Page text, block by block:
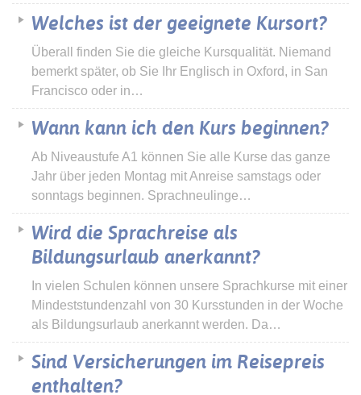
Welches ist der geeignete Kursort?
Überall finden Sie die gleiche Kursqualität. Niemand
bemerkt später, ob Sie Ihr Englisch in Oxford, in San
Francisco oder in…
Wann kann ich den Kurs beginnen?
Ab Niveaustufe A1 können Sie alle Kurse das ganze
Jahr über jeden Montag mit Anreise samstags oder
sonntags beginnen. Sprachneulinge…
Wird die Sprachreise als
Bildungsurlaub anerkannt?
In vielen Schulen können unsere Sprachkurse mit einer
Mindeststundenzahl von 30 Kursstunden in der Woche
als Bildungsurlaub anerkannt werden. Da…
Sind Versicherungen im Reisepreis
enthalten?